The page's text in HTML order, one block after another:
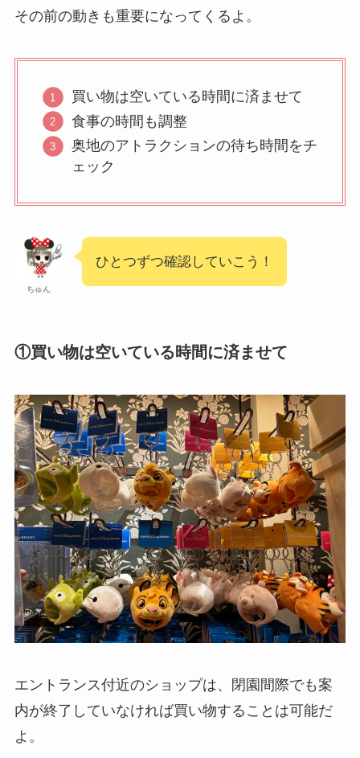
その前の動きも重要になってくるよ。
買い物は空いている時間に済ませて
食事の時間も調整
奥地のアトラクションの待ち時間をチ
ェック
ちゅん
ひとつずつ確認していこう！
①買い物は空いている時間に済ませて
エントランス付近のショップは、閉園間際でも案
内が終了していなければ買い物することは可能だ
よ。